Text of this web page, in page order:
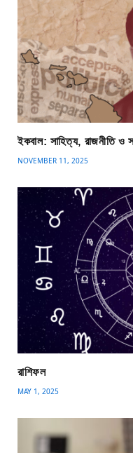
ইকবাল: সাহিত্য, রাজনীতি ও
NOVEMBER 11, 2025
রাশিফল
MAY 1, 2025